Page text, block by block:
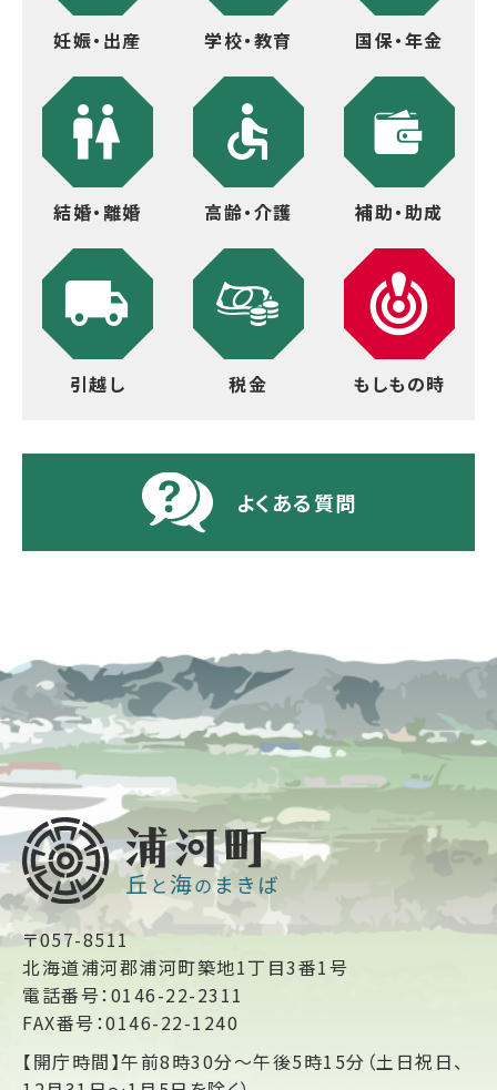
妊娠・出産 学校・教育 国保・年金
結婚・離婚 高齢・介護 補助・助成
引越し 税金 もしもの時
よくある質問
〒057-8511
北海道浦河郡浦河町築地1丁目3番1号
電話番号：0146-22-2311
FAX番号：0146-22-1240
【開庁時間】午前8時30分～午後5時15分（土日祝日、